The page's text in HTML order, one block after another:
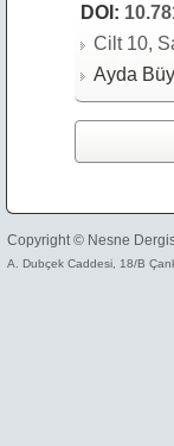
DOI:
Cilt 10,
Ayda
Copyright © Nesne
A. Dubçek Caddesi, 18/B